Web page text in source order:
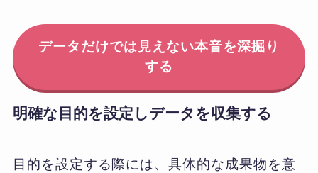
データだけでは見えない本音を深掘り
する
明確な目的を設定しデータを収集する
目的を設定する際には、具体的な成果物を意